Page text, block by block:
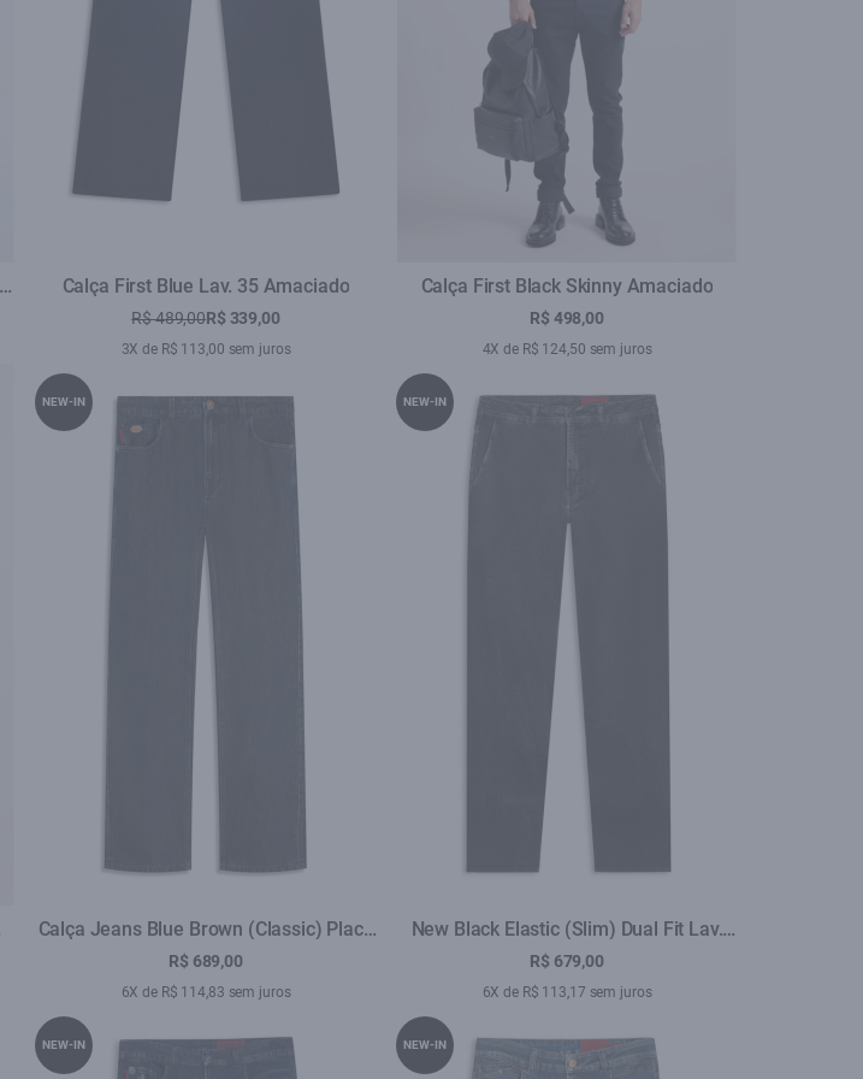
Calça First Blue Lav. 35 Amaciado
R$ 489,00R$ 339,00
3X de R$ 113,00 sem juros
Calça First Black Skinny Amaciado
R$ 498,00
4X de R$ 124,50 sem juros
Calça Jeans Blue Brown (Classic) Placa
Lav.Black C/ Luva
R$ 689,00
6X de R$ 114,83 sem juros
NEW-IN
New Black Elastic (Slim) Dual Fit Lav.
Black C/ Rede
R$ 679,00
6X de R$ 113,17 sem juros
NEW-IN
NEW-IN NEW-IN